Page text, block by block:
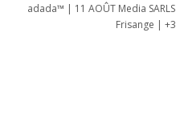
adada™ | 11 AOÛT Media
Frisange |